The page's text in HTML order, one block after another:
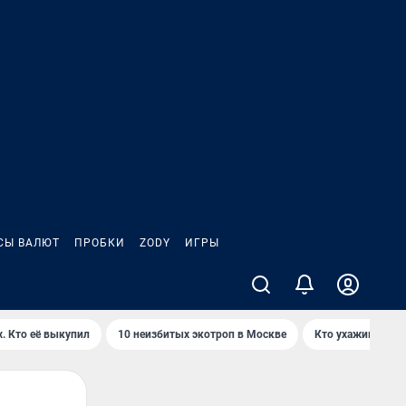
ВАЛЮТ ПРОБКИ ZODY ИГРЫ
Кто её выкупил 10 неизбитых экотроп в Москве Кто ухаживает